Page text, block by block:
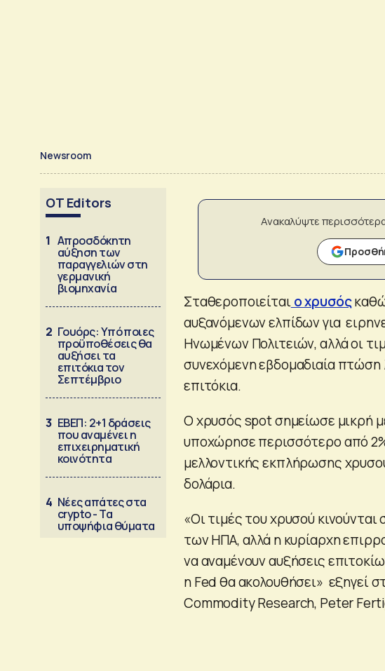
Newsroom
OT Editors
1 Απροσδόκητη
αύξηση των
παραγγελιών στη
γερμανική
βιομηχανία
2 Γουόρς: Υπό ποιες
προϋποθέσεις θα
αυξήσει τα
επιτόκια τον
Σεπτέμβριο
3 ΕΒΕΠ: 2+1 δράσεις
που αναμένει η
επιχειρηματική
κοινότητα
4 Νέες απάτες στα
crypto - Τα
υποψήφια θύματα
Ανακαλύψτε
Σταθεροποιείταιο χρυσός
αυξανόμενων ελπίδων για
Ηνωμένων Πολιτειών, αλλά οι
συνεχόμενη εβδομαδιαία
επιτόκια.
Ο χρυσός spot σημείωσε μικρή
υποχώρησε περισσότερο από
μελλοντικής εκπλήρωσης
δολάρια.
«Οι τιμές του χρυσού
των ΗΠΑ, αλλά η κυρίαρχη
να αναμένουν αυξήσεις
η Fed θα ακολουθήσει» εξηγεί
Commodity Research, Peter